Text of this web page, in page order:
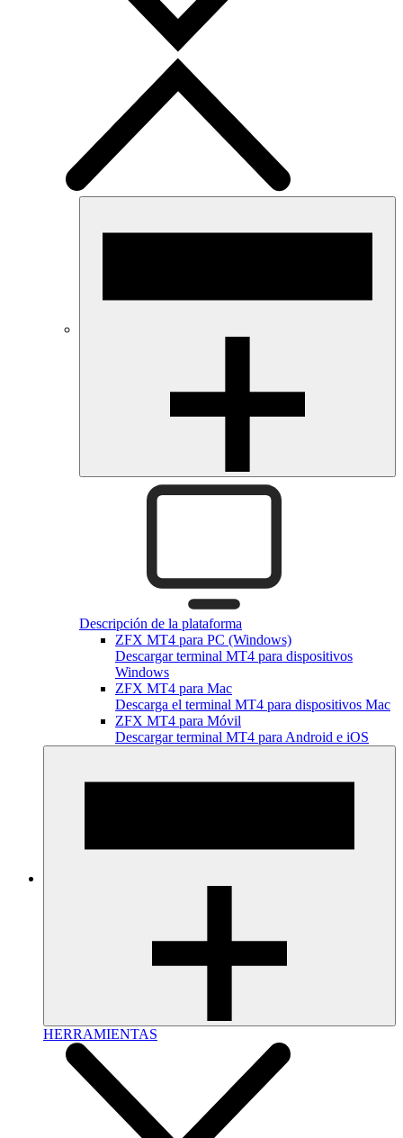
Descripción de la plataforma
ZFX MT4 para PC (Windows)
Descargar terminal MT4 para dispositivos
Windows
ZFX MT4 para Mac
Descarga el terminal MT4 para dispositivos Mac
ZFX MT4 para Móvil
Descargar terminal MT4 para Android e iOS
HERRAMIENTAS